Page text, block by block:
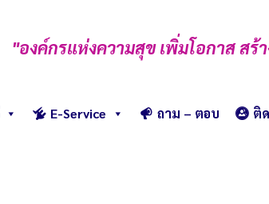
"องค์กรแห่งความสุข เพิ่มโอกาส ส
E-Service ถาม – ตอบ ติ